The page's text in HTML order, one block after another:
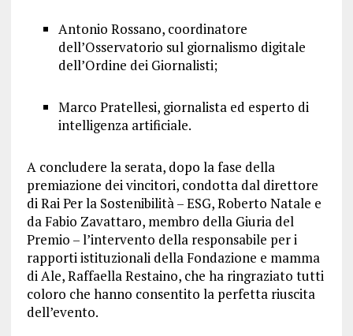
Antonio Rossano, coordinatore
dell’Osservatorio sul giornalismo digitale
dell’Ordine dei Giornalisti;
Marco Pratellesi, giornalista ed esperto di
intelligenza artificiale.
A concludere la serata, dopo la fase della
premiazione dei vincitori, condotta dal direttore
di Rai Per la Sostenibilità – ESG, Roberto Natale e
da Fabio Zavattaro, membro della Giuria del
Premio – l’intervento della responsabile per i
rapporti istituzionali della Fondazione e mamma
di Ale, Raffaella Restaino, che ha ringraziato tutti
coloro che hanno consentito la perfetta riuscita
dell’evento.